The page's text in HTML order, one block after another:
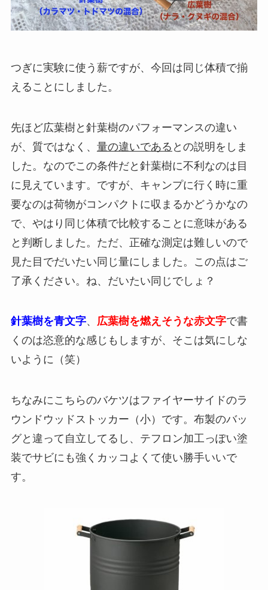
つぎに実験に使う薪ですが、今回は同じ体積で揃
えることにしました。
先ほど広葉樹と針葉樹のパフォーマンスの違い
が、質ではなく、 量の違いである との説明をしま
した。なのでこの条件だと針葉樹に不利なのは目
に見えています。ですが、キャンプに行く時に重
要なのは荷物がコンパクトに収まるかどうかなの
で、やはり同じ体積で比較することに意味がある
と判断しました。ただ、正確な測定は難しいので
見た目でだいたい同じ量にしました。この点はご
了承ください。ね、だいたい同じでしょ？
針葉樹を青文字、 広葉樹を燃えそうな赤文字で書
くのは恣意的な感じもしますが、そこは気にしな
いように（笑）
ちなみにこちらのバケツはファイヤーサイドのラ
ウンドウッドストッカー（小）です。布製のバッ
グと違って自立してるし、テフロン加工っぽい塗
装でサビにも強くカッコよくて使い勝手いいで
す。